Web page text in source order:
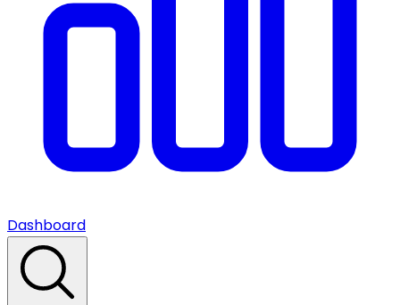
Dashboard